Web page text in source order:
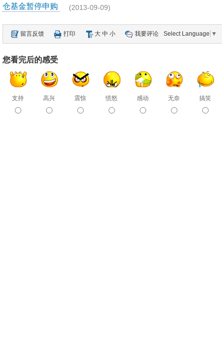
仓基金暂停申购 (2013-09-09)
留言反馈 打印 大 中 小 我要评论 Select Language ▼
您看完后的感受
支持 高兴 震惊 愤怒 感动 无奈 搞笑